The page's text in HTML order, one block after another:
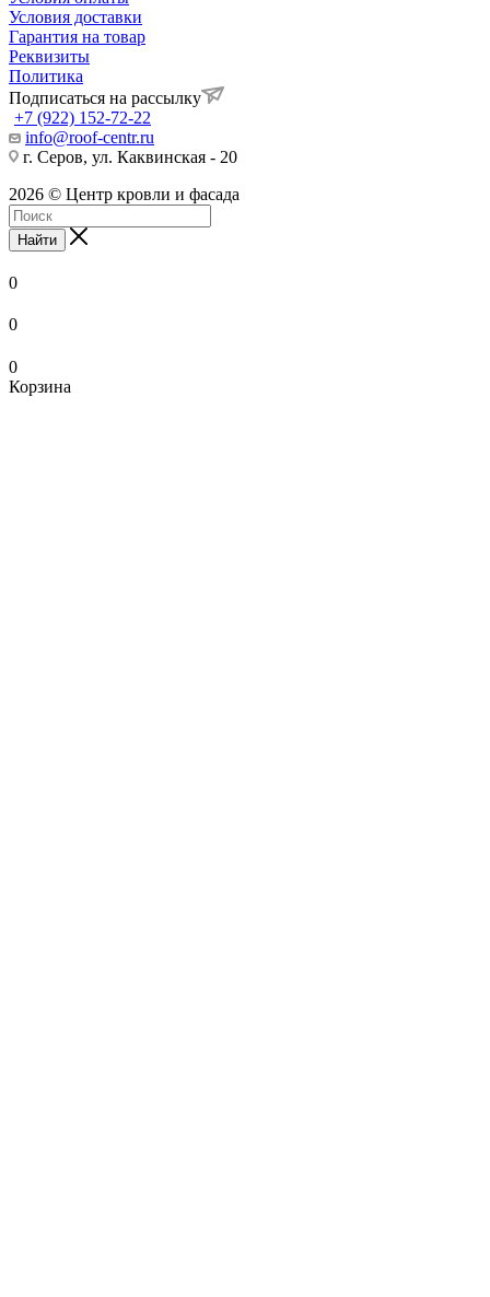
Условия доставки
Гарантия на товар
Реквизиты
Политика
Подписаться на рассылку
+7 (922) 152-72-22
info@roof-centr.ru
г. Серов, ул. Каквинская - 20
2026 © Центр кровли и фасада
Найти
0
0
0
Корзина